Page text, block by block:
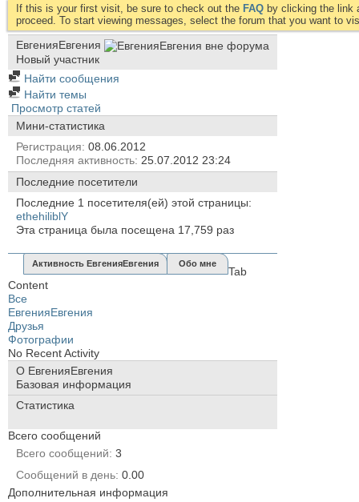
If this is your first visit, be sure to check out the FAQ by clicking the link
proceed. To start viewing messages, select the forum that you want to
ЕвгенияЕвгения
Новый участник
Найти сообщения
Найти темы
Просмотр статей
Мини-статистика
Регистрация 08.06.2012
Последняя активность 25.07.2012 23:24
Последние посетители
Последние 1 посетителя(ей) этой страницы:
ethehiliblY
Эта страница была посещена 17,759 раз
Активность ЕвгенияЕвгения Обо мне
Tab
Content
Все
ЕвгенияЕвгения
Друзья
Фотографии
No Recent Activity
О ЕвгенияЕвгения
Базовая информация
Статистика
Всего сообщений
Всего сообщений 3
Сообщений в день 0.00
Дополнительная информация